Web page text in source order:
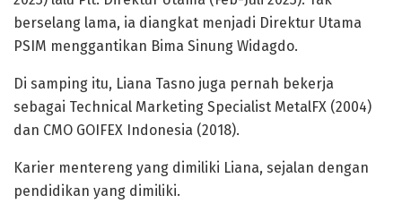
berselang lama, ia diangkat menjadi Direktur Utama
PSIM menggantikan Bima Sinung Widagdo.
Di samping itu, Liana Tasno juga pernah bekerja
sebagai Technical Marketing Specialist MetalFX (2004)
dan CMO GOIFEX Indonesia (2018).
Karier mentereng yang dimiliki Liana, sejalan dengan
pendidikan yang dimiliki.